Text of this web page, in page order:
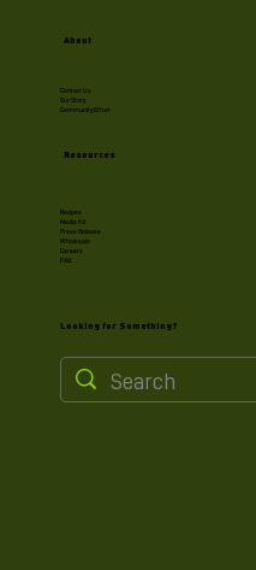
About
Contact Us
Our Story
Community Effort
Resources
Recipes
Media Kit
Press Release
Wholesale
Careers
FAQ
Looking for Something?